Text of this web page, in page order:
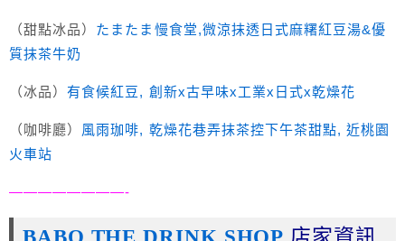
（甜點冰品） たまたま慢食堂,微涼抹透日式麻糬紅豆湯&優
質抹茶牛奶
（冰品）有食候紅豆, 創新x古早味x工業x日式x乾燥花
（咖啡廳） 風雨珈啡, 乾燥花巷弄抹茶控下午茶甜點, 近桃園
火車站
————————-